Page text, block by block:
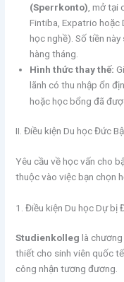
(Sperrkonto) , mở
Fintiba, Expatrio hoặc
học nghề). Số tiền
hàng tháng.
Hình thức thay thế:
lãnh có thu nhập ổn
hoặc học bổng đã
II. Điều kiện Du học Đức
Yêu cầu về học vấn cho
thuộc vào việc bạn chọn
1. Điều kiện Du học Dự bị
Studienkolleg là
thiết cho sinh viên quốc
công nhận tương đương.